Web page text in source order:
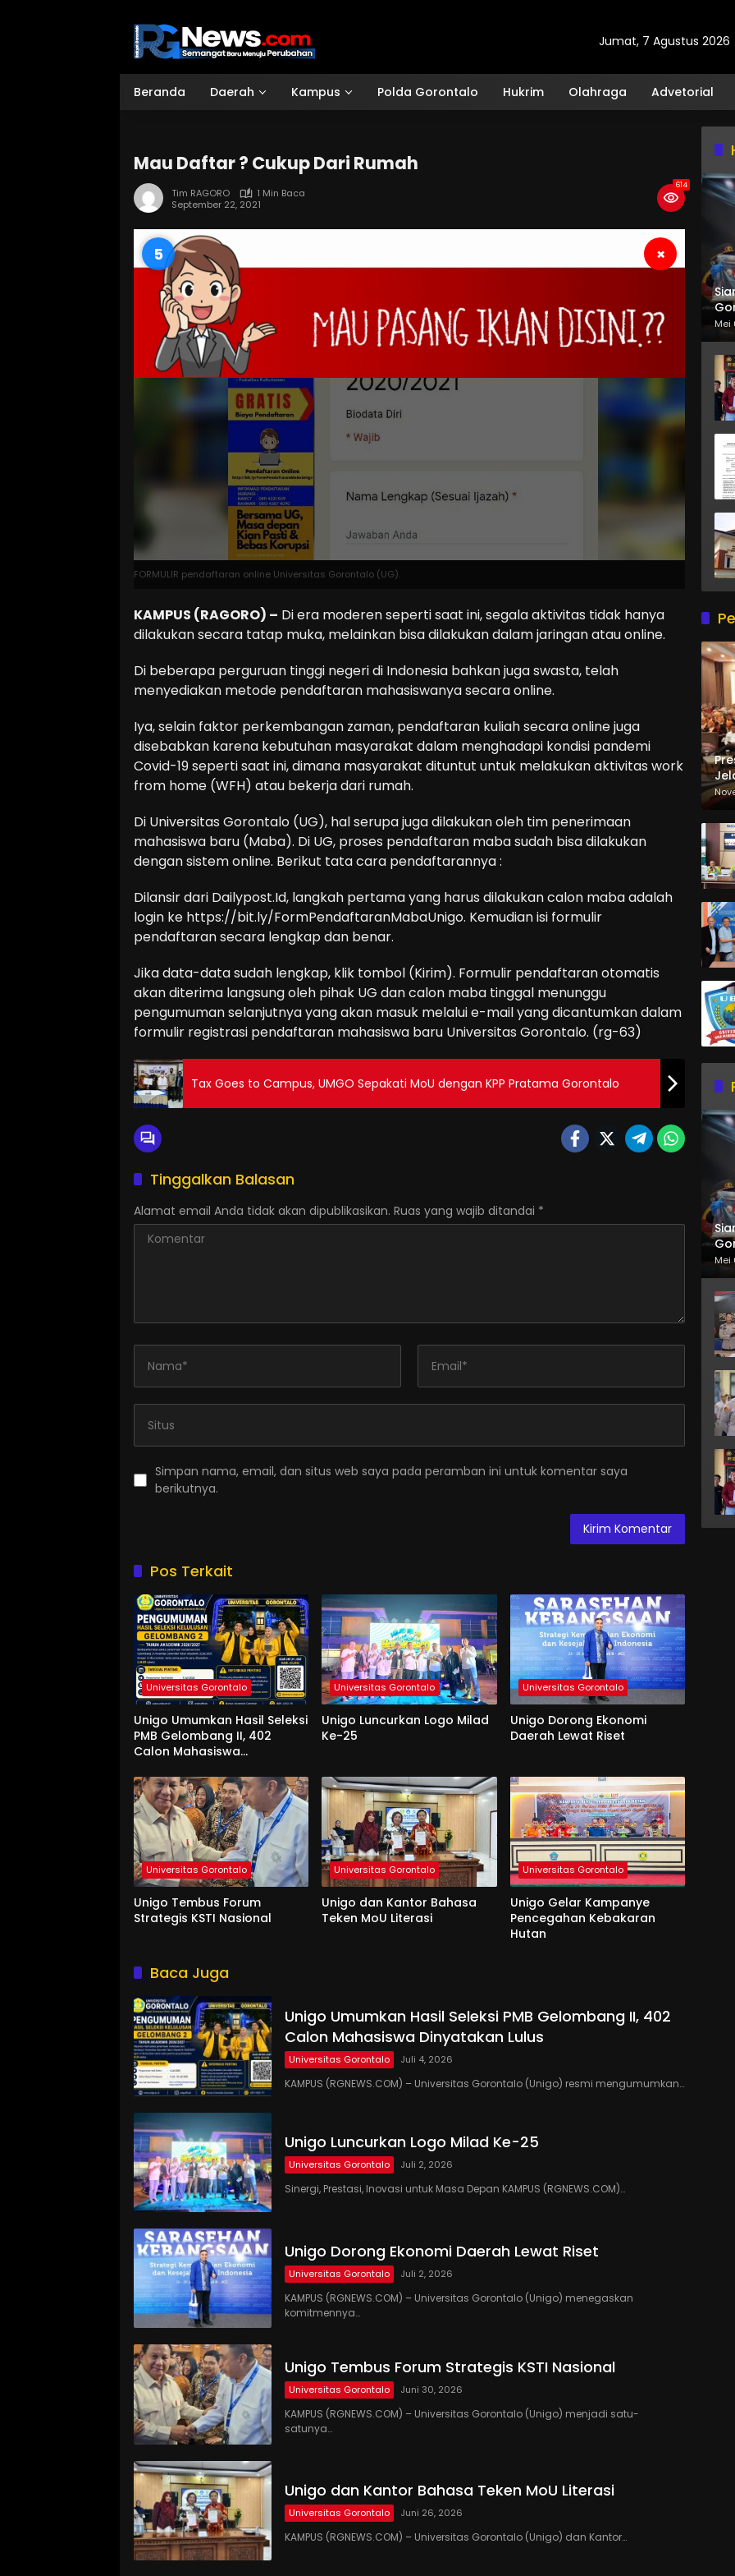
Jumat, 7 Agustus 2026
Beranda Daerah Kampus Polda Gorontalo Hukrim Olahraga Advetorial
Mau Daftar ? Cukup Dari Rumah
Tim RAGORO
1 Min Baca
September 22, 2021
614
4 ×
FORMULIR pendaftaran online Universitas Gorontalo (UG).
KAMPUS (RAGORO) – Di era moderen seperti saat ini, segala aktivitas tidak hanya
dilakukan secara tatap muka, melainkan bisa dilakukan dalam jaringan atau online.
Di beberapa perguruan tinggi negeri di Indonesia bahkan juga swasta, telah
menyediakan metode pendaftaran mahasiswanya secara online.
Iya, selain faktor perkembangan zaman, pendaftaran kuliah secara online juga
disebabkan karena kebutuhan masyarakat dalam menghadapi kondisi pandemi
Covid-19 seperti saat ini, dimana masyarakat dituntut untuk melakukan aktivitas work
from home (WFH) atau bekerja dari rumah.
Di Universitas Gorontalo (UG), hal serupa juga dilakukan oleh tim penerimaan
mahasiswa baru (Maba). Di UG, proses pendaftaran maba sudah bisa dilakukan
dengan sistem online. Berikut tata cara pendaftarannya :
Dilansir dari Dailypost.Id, langkah pertama yang harus dilakukan calon maba adalah
login ke https://bit.ly/FormPendaftaranMabaUnigo. Kemudian isi formulir
pendaftaran secara lengkap dan benar.
Jika data-data sudah lengkap, klik tombol (Kirim). Formulir pendaftaran otomatis
akan diterima langsung oleh pihak UG dan calon maba tinggal menunggu
pengumuman selanjutnya yang akan masuk melalui e-mail yang dicantumkan dalam
formulir registrasi pendaftaran mahasiswa baru Universitas Gorontalo. (rg-63)
Tax Goes to Campus, UMGO Sepakati MoU dengan KPP Pratama Gorontalo
Tinggalkan Balasan
Alamat email Anda tidak akan dipublikasikan. Ruas yang wajib ditandai *
Simpan nama, email, dan situs web saya pada peramban ini untuk komentar saya
berikutnya.
Pos Terkait
Universitas Gorontalo
Unigo Umumkan Hasil Seleksi
PMB Gelombang II, 402
Calon Mahasiswa
Universitas Gorontalo
Unigo Luncurkan Logo Milad
Ke-25
Universitas Gorontalo
Unigo Dorong Ekonomi
Daerah Lewat Riset
Universitas Gorontalo
Unigo Tembus Forum
Strategis KSTI Nasional
Universitas Gorontalo
Unigo dan Kantor Bahasa
Teken MoU Literasi
Universitas Gorontalo
Unigo Gelar Kampanye
Pencegahan Kebakaran
Hutan
Baca Juga
Unigo Umumkan Hasil Seleksi PMB Gelombang II, 402
Calon Mahasiswa Dinyatakan Lulus
Universitas Gorontalo Juli 4, 2026
KAMPUS (RGNEWS.COM) – Universitas Gorontalo (Unigo) resmi mengumumkan…
Unigo Luncurkan Logo Milad Ke-25
Universitas Gorontalo Juli 2, 2026
Sinergi, Prestasi, Inovasi untuk Masa Depan KAMPUS (RGNEWS.COM)…
Unigo Dorong Ekonomi Daerah Lewat Riset
Universitas Gorontalo Juli 2, 2026
KAMPUS (RGNEWS.COM) – Universitas Gorontalo (Unigo) menegaskan
komitmennya…
Unigo Tembus Forum Strategis KSTI Nasional
Universitas Gorontalo Juni 30, 2026
KAMPUS (RGNEWS.COM) – Universitas Gorontalo (Unigo) menjadi satu-
satunya…
Unigo dan Kantor Bahasa Teken MoU Literasi
Universitas Gorontalo Juni 26, 2026
KAMPUS (RGNEWS.COM) – Universitas Gorontalo (Unigo) dan Kantor…
Mei
Mei